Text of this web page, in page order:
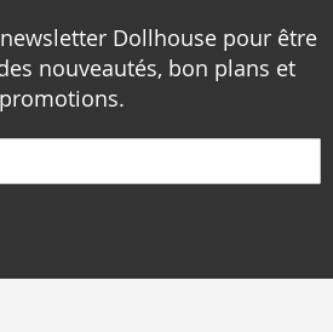
Dollhouse pour être
nouveautés, bon plans et
promotions.